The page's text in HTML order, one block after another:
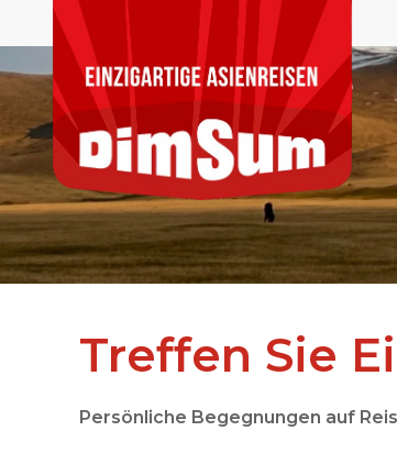
Treffen Sie
Persönliche Begegnungen auf